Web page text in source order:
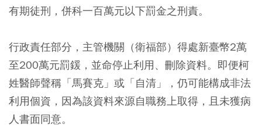
有期徒刑，併科一百萬元以下罰金之刑責。
行政責任部分，主管機關（衛福部）得處新臺幣2萬
至200萬元罰鍰，並命停止利用、刪除資料。即便柯
姓醫師聲稱「馬賽克」或「自清」，仍可能構成非法
利用個資，因為該資料來源自職務上取得，且未獲病
人書面同意。